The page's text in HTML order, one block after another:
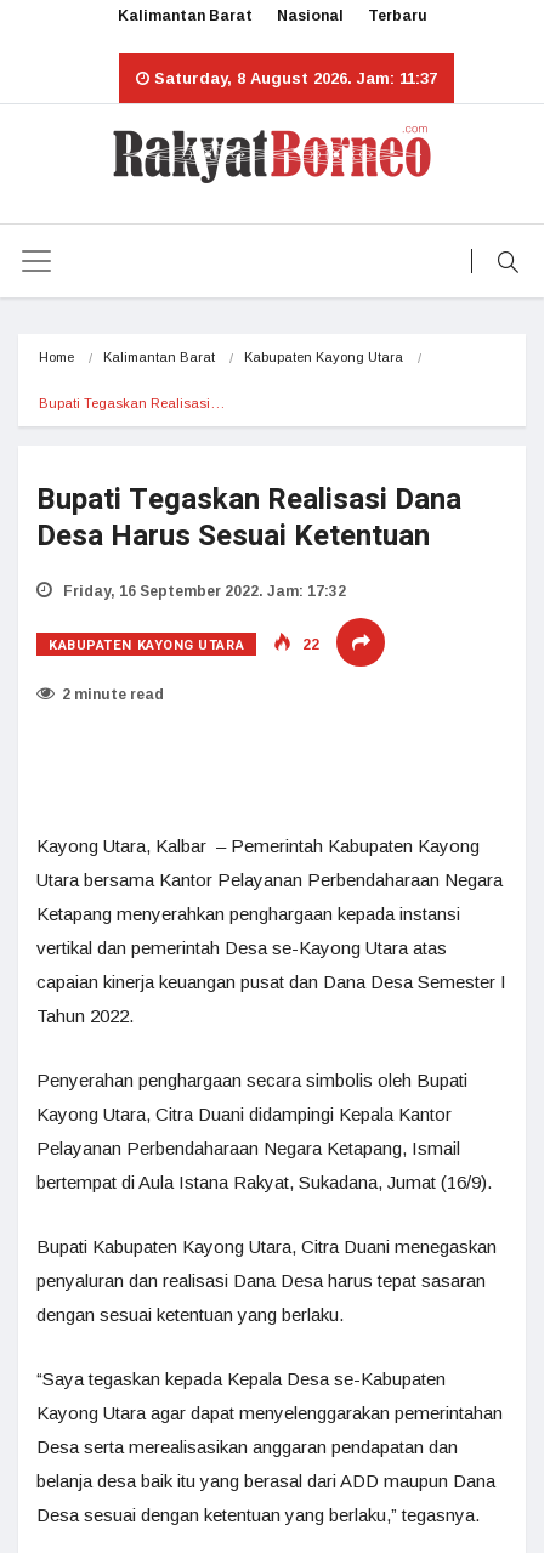
Kalimantan Barat Nasional Terbaru
Saturday, 8 August 2026. Jam: 11:37
Home Kalimantan Barat Kabupaten Kayong Utara
Bupati Tegaskan Realisasi…
Bupati Tegaskan Realisasi Dana
Desa Harus Sesuai Ketentuan
Friday, 16 September 2022. Jam: 17:32
KABUPATEN KAYONG UTARA 22
2 minute read
Kayong Utara, Kalbar – Pemerintah Kabupaten Kayong
Utara bersama Kantor Pelayanan Perbendaharaan Negara
Ketapang menyerahkan penghargaan kepada instansi
vertikal dan pemerintah Desa se-Kayong Utara atas
capaian kinerja keuangan pusat dan Dana Desa Semester I
Tahun 2022.
Penyerahan penghargaan secara simbolis oleh Bupati
Kayong Utara, Citra Duani didampingi Kepala Kantor
Pelayanan Perbendaharaan Negara Ketapang, Ismail
bertempat di Aula Istana Rakyat, Sukadana, Jumat (16/9).
Bupati Kabupaten Kayong Utara, Citra Duani menegaskan
penyaluran dan realisasi Dana Desa harus tepat sasaran
dengan sesuai ketentuan yang berlaku.
“Saya tegaskan kepada Kepala Desa se-Kabupaten
Kayong Utara agar dapat menyelenggarakan pemerintahan
Desa serta merealisasikan anggaran pendapatan dan
belanja desa baik itu yang berasal dari ADD maupun Dana
Desa sesuai dengan ketentuan yang berlaku,” tegasnya.